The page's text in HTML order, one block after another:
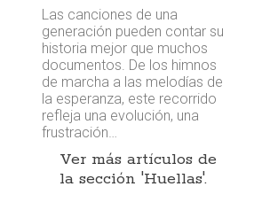
Las canciones de una
generación pueden contar su
historia mejor que muchos
documentos. De los himnos
de marcha a las melodías de
la esperanza, este recorrido
refleja una evolución, una
frustración…
Ver más artículos de
la sección 'Huellas'.